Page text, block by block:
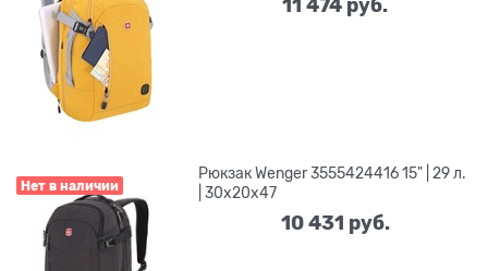
11 474 руб.
Нет в наличии
Рюкзак Wenger 3555424416 15" | 29 л.
| 30x20x47
10 431 руб.